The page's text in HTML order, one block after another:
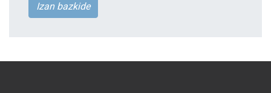
Izan bazkide